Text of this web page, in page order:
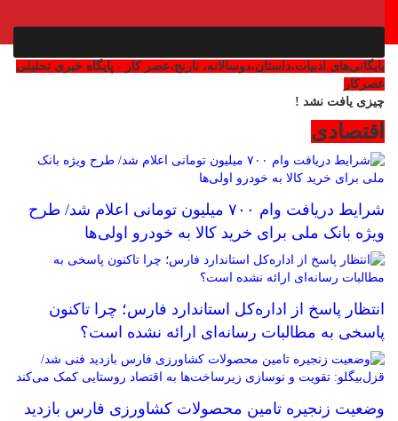
بایگانی‌های ادبیات،داستان،دوسالانه، نارنج،عصر کار - پایگاه خبری تحلیلی
عصرکار
چیزی یافت نشد !
اقتصادی
شرایط دریافت وام ۷۰۰ میلیون تومانی اعلام شد/ طرح
ویژه بانک ملی برای خرید کالا به خودرو اولی‌ها
انتظار پاسخ از اداره‌کل استاندارد فارس؛ چرا تاکنون
پاسخی به مطالبات رسانه‌ای ارائه نشده است؟
وضعیت زنجیره تامین محصولات کشاورزی فارس بازدید